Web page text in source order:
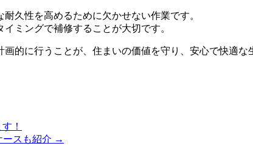
久性を高めるために欠かせない作業です。
ミングで補修することが大切です。
的に行うことが、住まいの価値を守り、安心で快適な
！
ースも紹介 →